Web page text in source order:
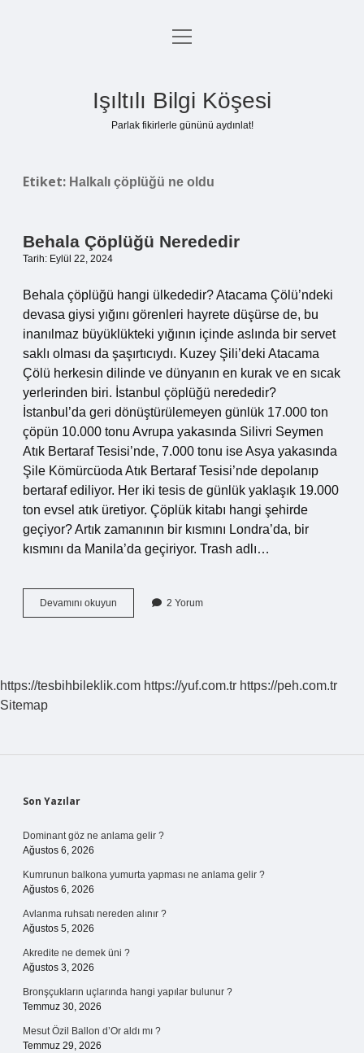
Anasayfa
Yasal Uyarı
menüyü
Işıltılı Bilgi Köşesi
Parlak fikirlerle gününü aydınlat!
Etiket: Halkalı çöplüğü ne oldu
Behala Çöplüğü Nerededir
Tarih: Eylül 22, 2024
Behala çöplüğü hangi ülkededir? Atacama Çölü’ndeki
devasa giysi yığını görenleri hayrete düşürse de, bu
inanılmaz büyüklükteki yığının içinde aslında bir servet
saklı olması da şaşırtıcıydı. Kuzey Şili’deki Atacama
Çölü herkesin dilinde ve dünyanın en kurak ve en sıcak
yerlerinden biri. İstanbul çöplüğü nerededir?
İstanbul’da geri dönüştürülemeyen günlük 17.000 ton
çöpün 10.000 tonu Avrupa yakasında Silivri Seymen
Atık Bertaraf Tesisi’nde, 7.000 tonu ise Asya yakasında
Şile Kömürcüoda Atık Bertaraf Tesisi’nde depolanıp
bertaraf ediliyor. Her iki tesis de günlük yaklaşık 19.000
ton evsel atık üretiyor. Çöplük kitabı hangi şehirde
geçiyor? Artık zamanının bir kısmını Londra’da, bir
kısmını da Manila’da geçiriyor. Trash adlı…
Devamını okuyun
Çöplüğü
2 Yorum
https://tesbihbileklik.com https://yuf.com.tr https://peh.com.tr
Sitemap
Sidebar
Son Yazılar
Dominant göz ne anlama gelir ?
Ağustos 6, 2026
Kumrunun balkona yumurta yapması ne anlama gelir ?
Ağustos 6, 2026
Avlanma ruhsatı nereden alınır ?
Ağustos 5, 2026
Akredite ne demek üni ?
Ağustos 3, 2026
Bronşçukların uçlarında hangi yapılar bulunur ?
Temmuz 30, 2026
Mesut Özil Ballon d’Or aldı mı ?
Temmuz 29, 2026